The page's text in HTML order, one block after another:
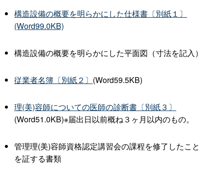
構造設備の概要を明らかにした仕様書〔別紙１〕
(Word99.0KB)
構造設備の概要を明らかにした平面図（寸法を記入）
従業者名簿〔別紙２〕 (Word59.5KB)
理(美)容師についての医師の診断書〔別紙３〕
(Word51.0KB)※届出日以前概ね３ヶ月以内のもの。
管理理(美)容師資格認定講習会の課程を修了したこと
を証する書類